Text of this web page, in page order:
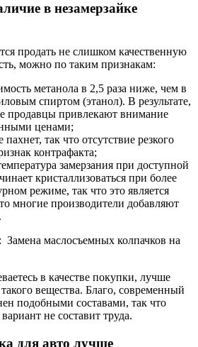
в незамерзайке
продать не слишком качественную
можно по таким признакам:
метанола в 2,5 раза ниже, чем в
спиртом (этанол). В результате,
продавцы привлекают внимание
ценами;
так что отсутствие резкого
контрафакта;
замерзания при доступной
кристаллизоваться при более
режиме, так что это является
многие производители добавляют
Замена маслосъемных колпачков на
в качестве покупки, лучше
вещества. Благо, современный
подобными составами, так что
не составит труда.
для авто лучше